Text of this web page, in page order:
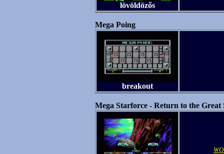
lövöldözős
Mega Poing
breakout
Mega Starforce - Return to the Great